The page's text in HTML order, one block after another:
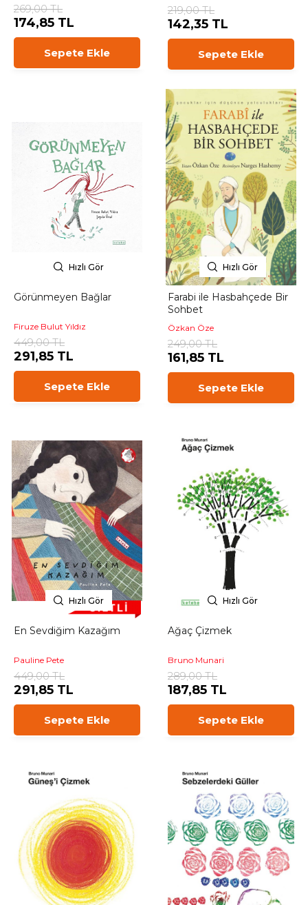
269,00 TL
174,85 TL
Sepete Ekle
219,00 TL
142,35 TL
Sepete Ekle
Hızlı Gör
Görünmeyen Bağlar
Firuze Bulut Yıldız
449,00 TL
291,85 TL
Sepete Ekle
Hızlı Gör
Farabi ile Hasbahçede Bir
Sohbet
Özkan Öze
249,00 TL
161,85 TL
Sepete Ekle
Hızlı Gör
En Sevdiğim Kazağım
Pauline Pete
449,00 TL
291,85 TL
Sepete Ekle
Hızlı Gör
Ağaç Çizmek
Bruno Munari
289,00 TL
187,85 TL
Sepete Ekle